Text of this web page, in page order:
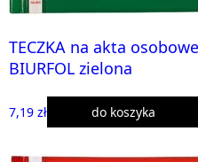
TECZKA na akta
BIURFOL zielona
7,19 zł do koszyka